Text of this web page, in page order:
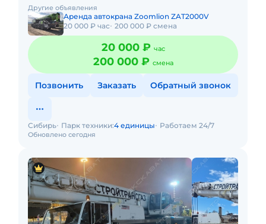
Другие объявления
Аренда автокрана Zoomlion ZAT2000V
20 000 ₽ час 200 000 ₽ смена
20 000 ₽ час
200 000 ₽ смена
Позвонить Заказать Обратный звонок
Обновлено сегодня
Сибирь Парк техники:4 единицы Работаем 24/7